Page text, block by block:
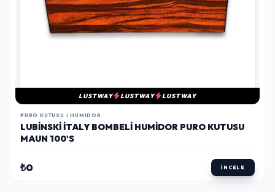
LUSTWAY LUSTWAY LUSTWAY
PURO KUTUSU / HUMIDOR
LUBINSKI İTALY BOMBELI HUMIDOR PURO KUTUSU
MAUN 100'S
₺0 İNCELE